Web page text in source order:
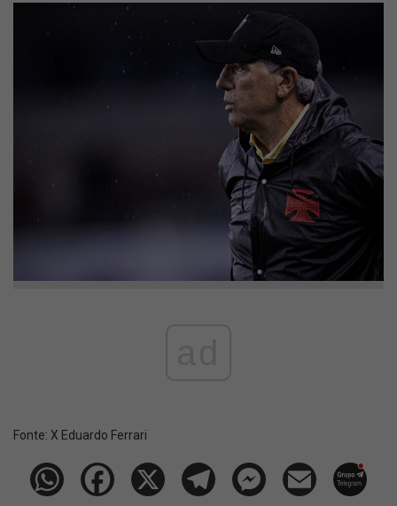
Fonte: X Eduardo Ferrari